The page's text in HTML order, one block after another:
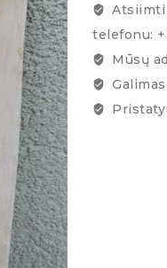
Atsiimti
telefonu:
Mūsų